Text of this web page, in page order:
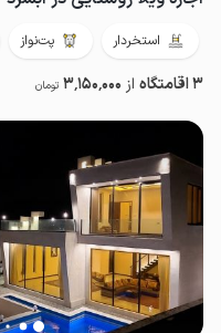
استخردار پت‌نواز
3 اقامتگاه از 3٬150٬000 تومان